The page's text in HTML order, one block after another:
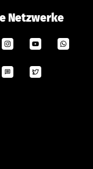
Netzwerke